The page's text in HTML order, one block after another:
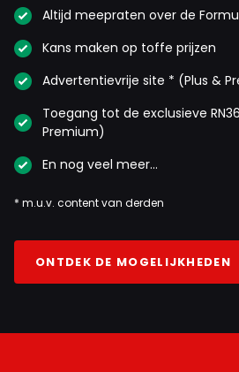
Altijd meepraten over de
Kans maken op toffe prijzen
Advertentievrije site * (Plus &
Toegang tot de exclusieve
Premium)
En nog veel meer…
* m.u.v. content van derden
ONTDEK DE MOGELIJKHEDEN